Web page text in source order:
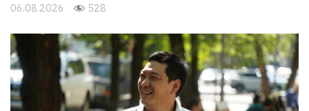
06.08.2026 528